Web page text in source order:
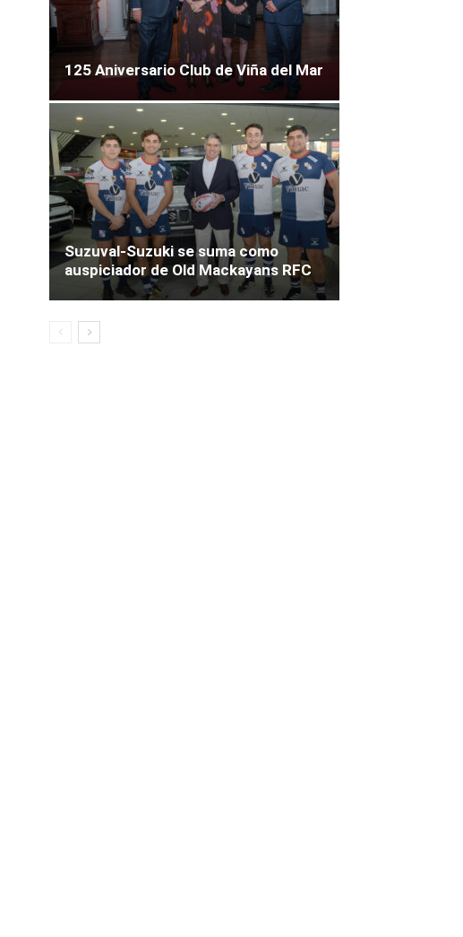
125 Aniversario Club de Viña del Mar
Suzuval-Suzuki se suma como
auspiciador de Old Mackayans RFC